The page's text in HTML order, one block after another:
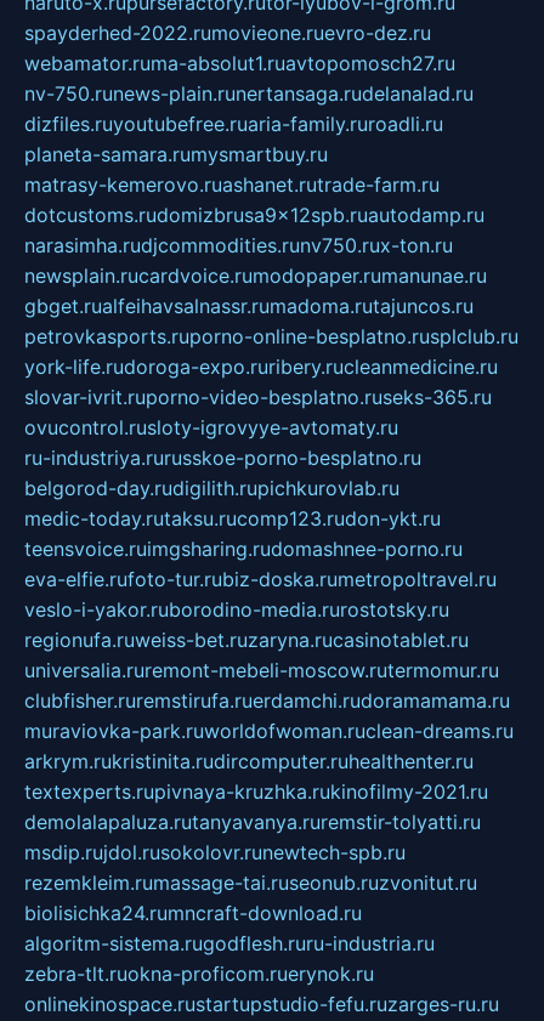
spayderhed-2022.rumovieone.ruevro-dez.ru
webamator.ruma-absolut1.ruavtopomosch27.ru
nv-750.runews-plain.runertansaga.rudelanalad.ru
dizfiles.ruyoutubefree.ruaria-family.ruroadli.ru
planeta-samara.rumysmartbuy.ru
matrasy-kemerovo.ruashanet.rutrade-farm.ru
dotcustoms.rudomizbrusa9x12spb.ruautodamp.ru
narasimha.rudjcommodities.runv750.rux-ton.ru
newsplain.rucardvoice.rumodopaper.rumanunae.ru
gbget.rualfeihavsalnassr.rumadoma.rutajuncos.ru
petrovkasports.ruporno-online-besplatno.rusplclub.ru
york-life.rudoroga-expo.ruribery.rucleanmedicine.ru
slovar-ivrit.ruporno-video-besplatno.ruseks-365.ru
ovucontrol.rusloty-igrovyye-avtomaty.ru
ru-industriya.rurusskoe-porno-besplatno.ru
belgorod-day.rudigilith.rupichkurovlab.ru
medic-today.rutaksu.rucomp123.rudon-ykt.ru
teensvoice.ruimgsharing.rudomashnee-porno.ru
eva-elfie.rufoto-tur.rubiz-doska.rumetropoltravel.ru
veslo-i-yakor.ruborodino-media.rurostotsky.ru
regionufa.ruweiss-bet.ruzaryna.rucasinotablet.ru
universalia.ruremont-mebeli-moscow.rutermomur.ru
clubfisher.ruremstirufa.ruerdamchi.rudoramamama.ru
muraviovka-park.ruworldofwoman.ruclean-dreams.ru
arkrym.rukristinita.rudircomputer.ruhealthenter.ru
textexperts.rupivnaya-kruzhka.rukinofilmy-2021.ru
demolalapaluza.rutanyavanya.ruremstir-tolyatti.ru
msdip.rujdol.rusokolovr.runewtech-spb.ru
rezemkleim.rumassage-tai.ruseonub.ruzvonitut.ru
biolisichka24.rumncraft-download.ru
algoritm-sistema.rugodflesh.ruru-industria.ru
zebra-tlt.ruokna-proficom.ruerynok.ru
onlinekinospace.rustartupstudio-fefu.ruzarges-ru.ru